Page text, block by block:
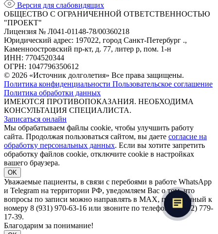
Версия для слабовидящих
ОБЩЕСТВО С ОГРАНИЧЕННОЙ ОТВЕТСТВЕННОСТЬЮ
"ПРОЕКТ"
Лицензия № Л041-01148-78/00360218
Юридический адрес: 197022, город Санкт-Петербург .,
Каменноостровский пр-кт, д. 77, литер р, пом. 1-н
ИНН: 7704520344
ОГРН: 1047796350612
© 2026 «Источник долголетия» Все права защищены.
Политика конфиденциальности Пользовательское соглашение
Политика обработки данных
ИМЕЮТСЯ ПРОТИВОПОКАЗАНИЯ. НЕОБХОДИМА
КОНСУЛЬТАЦИЯ СПЕЦИАЛИСТА.
Записаться онлайн
Мы обрабатываем файлы cookie, чтобы улучшить работу
сайта. Продолжая пользоваться сайтом, вы даете согласие на
обработку персональных данных. Если вы хотите запретить
обработку файлов cookie, отключите cookie в настройках
вашего браузера.
OK
Уважаемые пациенты, в связи с перебоями в работе WhatsApp
и Telegram на территории РФ, уведомляем Вас о том, что
вопросы по записи можно направлять в MAX, привязанный к
номеру 8 (931) 970-63-16 или звоните по телефону 8 (812) 779-
17-39.
Благодарим за понимание!